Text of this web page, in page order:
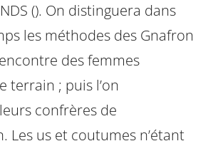
(). On distinguera dans
les méthodes des Gnafron
des femmes
terrain ; puis l’on
confrères de
Les us et coutumes n’étant